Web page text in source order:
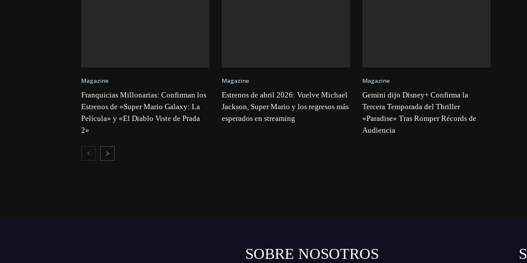
Magazine
Franquicias Millonarias: Confirman los
Estrenos de «Super Mario Galaxy: La
Película» y «El Diablo Viste de Prada
2»
Magazine
Estrenos de abril 2026: Vuelve Michael
Jackson, Super Mario y los regresos más
esperados en streaming
Magazine
Gemini dijo Disney+ Confirma la
Tercera Temporada del Thriller
«Paradise» Tras Romper Récords de
Audiencia
SOBRE NOSOTROS